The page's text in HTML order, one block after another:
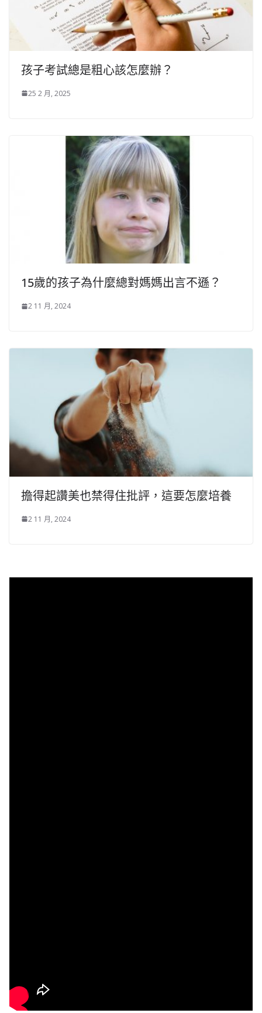
孩子考試總是粗心該怎麼辦？
25 2 月, 2025
15歲的孩子為什麼總對媽媽出言不遜？
2 11 月, 2024
擔得起讚美也禁得住批評，這要怎麼培養
2 11 月, 2024